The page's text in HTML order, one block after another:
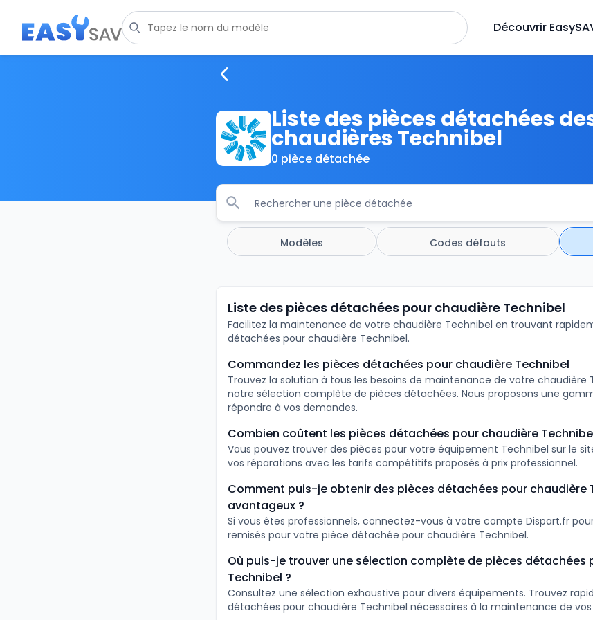
Découvrir
Liste des pièces détachées
chaudières Technibel
0 pièce détachée
Modèles Codes défauts
Liste des pièces détachées pour chaudière Technibel
Facilitez la maintenance de votre chaudière Technibel en trouvant
détachées pour chaudière Technibel.
Commandez les pièces détachées pour chaudière Technibel
Trouvez la solution à tous les besoins de maintenance de votre chaudière
notre sélection complète de pièces détachées. Nous proposons une
répondre à vos demandes.
Combien coûtent les pièces détachées pour chaudière
Vous pouvez trouver des pièces pour votre équipement Technibel sur le
vos réparations avec les tarifs compétitifs proposés à prix professionnel.
Comment puis-je obtenir des pièces détachées pour chaudière
avantageux ?
Si vous êtes professionnels, connectez-vous à votre compte Dispart.fr
remisés pour votre pièce détachée pour chaudière Technibel.
Où puis-je trouver une sélection complète de pièces détachées
Technibel ?
Consultez une sélection exhaustive pour divers équipements. Trouvez
détachées pour chaudière Technibel nécessaires à la maintenance de vos